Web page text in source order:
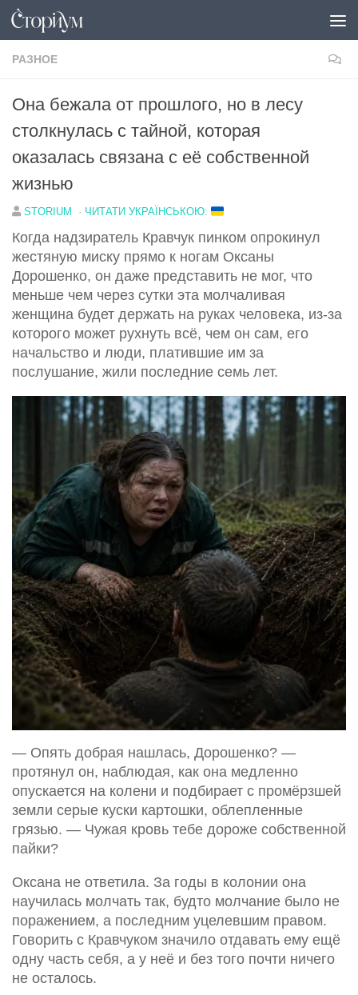
Под записью
РАЗНОЕ
Она бежала от прошлого, но в лесу
столкнулась с тайной, которая
оказалась связана с её собственной
жизнью
STORIUM · ЧИТАТИ УКРАЇНСЬКОЮ:
Когда надзиратель Кравчук пинком опрокинул
жестяную миску прямо к ногам Оксаны
Дорошенко, он даже представить не мог, что
меньше чем через сутки эта молчаливая
женщина будет держать на руках человека, из-за
которого может рухнуть всё, чем он сам, его
начальство и люди, платившие им за
послушание, жили последние семь лет.
— Опять добрая нашлась, Дорошенко? —
протянул он, наблюдая, как она медленно
опускается на колени и подбирает с промёрзшей
земли серые куски картошки, облепленные
грязью. — Чужая кровь тебе дороже собственной
пайки?
Оксана не ответила. За годы в колонии она
научилась молчать так, будто молчание было не
поражением, а последним уцелевшим правом.
Говорить с Кравчуком значило отдавать ему ещё
одну часть себя, а у неё и без того почти ничего
не осталось.